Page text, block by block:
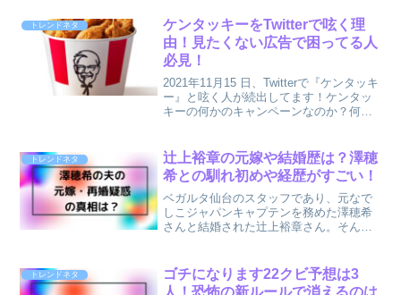
手の嫁、サラさんが久保優太選手と共に
激ヤバ...
トレンドネタ
ケンタッキーをTwitterで呟く理
由！見たくない広告で困ってる人
必見！
2021年11月15 日、Twitterで『ケンタッキ
ー』と呟く人が続出してます！ケンタッ
キーの何かのキャンペーンなのか？何で
ー』と呟いてる人は多いと思います！...
トレンドネタ
辻上裕章の元嫁や結婚歴は？澤穂
希との馴れ初めや経歴がすごい！
ベガルタ仙台のスタッフであり、元なで
しこジャパンキャプテンを務めた澤穂希
さんと結婚された辻上裕章さん。そんな
すか？』にご夫婦で出演されるとのこと
で話題になっていま...
トレンドネタ
ゴチになります22クビ予想は3
人！恐怖の新ルールで消えるのは